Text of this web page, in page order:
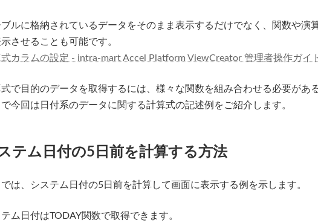
ルに格納されているデータをそのまま表示するだけでなく、関数や演
させることも可能です。
カラムの設定 - intra-mart Accel Platform ViewCreator 管理者操作ガイ
で目的のデータを取得するには、様々な関数を組み合わせる必要があ
今回は日付系のデータに関する計算式の記述例をご紹介します。
テム日付の5日前を計算する方法
では、システム日付の5日前を計算して画面に表示する例を示します。
ム日付はTODAY関数で取得できます。